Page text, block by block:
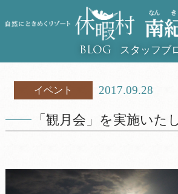
BLOG スタッフブ
イベント 2017.09.28
「観月会」を実施いた